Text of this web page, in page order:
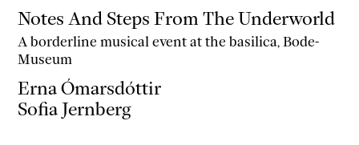
Notes And Steps From The Underworld
A borderline musical eventat the basilica, Bode-
Museum
Erna Ómarsdóttir
Sofia Jernberg